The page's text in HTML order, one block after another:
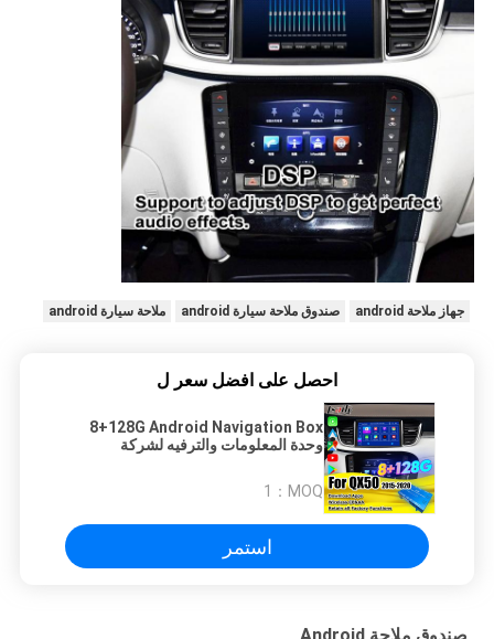
جهاز ملاحة android صندوق ملاحة سيارة android ملاحة سيارة android
احصل على افضل سعر ل
8+128G Android Navigation Box
وحدة المعلومات والترفيه لشركة
مع CarPlay اللاسلكي، واجهة Android
MOQ：
1
استمر